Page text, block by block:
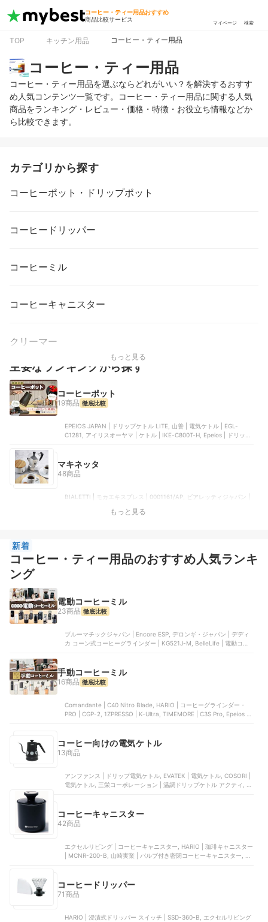
コーヒー・ティー用品おすすめ
商品比較サービス
マイページ 検索
TOP キッチン用品 コーヒー・ティー用品
コーヒー・ティー用品
コーヒー・ティー用品を選ぶならどれがいい？を解決するおすす
め人気コンテンツ一覧です。コーヒー・ティー用品に関する人気
商品をランキング・レビュー・価格・特徴・お役立ち情報などか
ら比較できます。
カテゴリから探す
コーヒーポット・ドリップポット
コーヒードリッパー
コーヒーミル
コーヒーキャニスター
クリーマー
もっと見る
主要なランキングから探す
コーヒーポット
19商品 徹底比較
EPEIOS JAPAN | ドリップケトル LITE, 山善 | 電気ケトル | EGL-
C1281, アイリスオーヤマ | ケトル | IKE-C800T-H, Epeios | ドリップ
マキネッタ
48商品
BIALETTI | モカエキスプレス | 0001161/AP, ビアレッティジャパン |
もっと見る
新着
コーヒー・ティー用品のおすすめ人気ランキ
ング
電動コーヒーミル
23商品 徹底比較
ブルーマチックジャパン | Encore ESP, デロンギ・ジャパン | デディ
カ コーン式コーヒーグラインダー | KG521J-M, BelleLife | 電動コー
手動コーヒーミル
16商品 徹底比較
Comandante | C40 Nitro Blade, HARIO | コーヒーグラインダー・
PRO | CGP-2, 1ZPRESSO | K-Ultra, TIMEMORE | C3S Pro, Epeios |
コーヒー向けの電気ケトル
13商品
アンファンス | ドリップ電気ケトル, EVATEK | 電気ケトル, COSORI |
電気ケトル, 三栄コーポレーション | 温調ドリップケトル アクティ, 三
コーヒーキャニスター
42商品
エクセルリビング | コーヒーキャニスター, HARIO | 珈琲キャニスター
| MCNR-200-B, 山崎実業 | バルブ付き密閉コーヒーキャニスター, エ
コーヒードリッパー
71商品
HARIO | 浸漬式ドリッパー スイッチ | SSD-360-B, エクセルリビング